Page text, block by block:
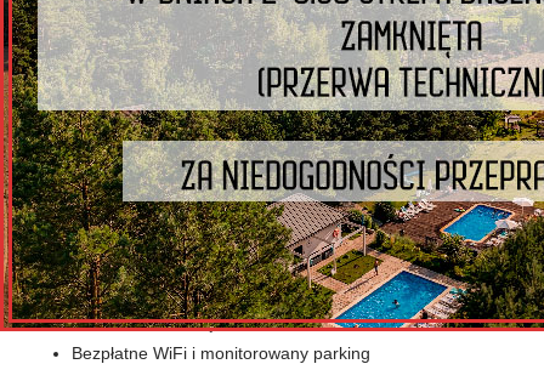
POBYTU 1600 zł/ DLA PARY
UWAGA:
Niewykorzystanie któregokolwiek elementu
wchodzącego w skład pakietu – nie zmniejsza jego
wartości
Istnieje możliwość przedłużenia pobytu na kolejne dni
Dzieci do 3 roku gratis.
Oferta dotyczy pobytów w pokojach standard typu
twin z możliwością zrobienia dostawek dla dzieci.
Bezpłatne WiFi i monitorowany parking